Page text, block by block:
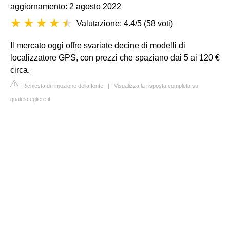
aggiornamento: 2 agosto 2022
Valutazione: 4.4/5 (58 voti)
Il mercato oggi offre svariate decine di modelli di
localizzatore GPS, con prezzi che spaziano dai 5 ai 120 €
circa.
Richiesta di rimozione della fonte | Visualizza la risposta completa su
qualescegliere.it